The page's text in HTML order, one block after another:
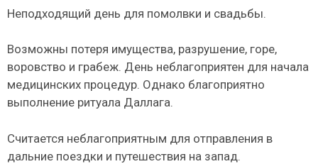
Неподходящий день для помолвки и свадьбы.
Возможны потеря имущества, разрушение, горе,
воровство и грабеж. День неблагоприятен для начала
медицинских процедур. Однако благоприятно
выполнение ритуала Даллага.
Считается неблагоприятным для отправления в
дальние поездки и пу­тешествия на запад.